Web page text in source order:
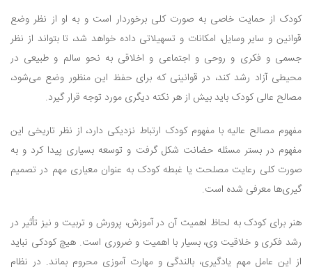
کودک از حمایت خاصی به صورت کلی برخوردار است و به او از نظر وضع
قوانین و سایر وسایل، امکانات و تسهیلاتی داده خواهد شد، تا بتواند از نظر
جسمی و فکری و روحی و اجتماعی و اخلاقی به نحو سالم و طبیعی در
محیطی آزاد رشد کند، در قوانینی که برای حفظ این منظور وضع می‌شود،
مصالح عالی کودک باید بیش از هر نکته دیگری مورد توجه قرار گیرد.
مفهوم مصالح عالیه با مفهوم کودک ارتباط نزدیکی دارد، از نظر تاریخی این
مفهوم در بستر مسئله حضانت شکل گرفت و توسعه بسیاری پیدا کرد و به
صورت کلی رعایت مصلحت یا غبطه کودک به عنوان معیاری مهم در تصمیم
گیری‌ها معرفی شده است.
هنر برای کودک به لحاظ اهمیت آن در آموزش، پرورش و تربیت و نیز تأثیر در
رشد فکری و خلاقیت وی، بسیار با اهمیت و ضروری است. هیچ کودکی نباید
از این عامل مهم یادگیری، بالندگی و مهارت آموزی محروم بماند. در نظام